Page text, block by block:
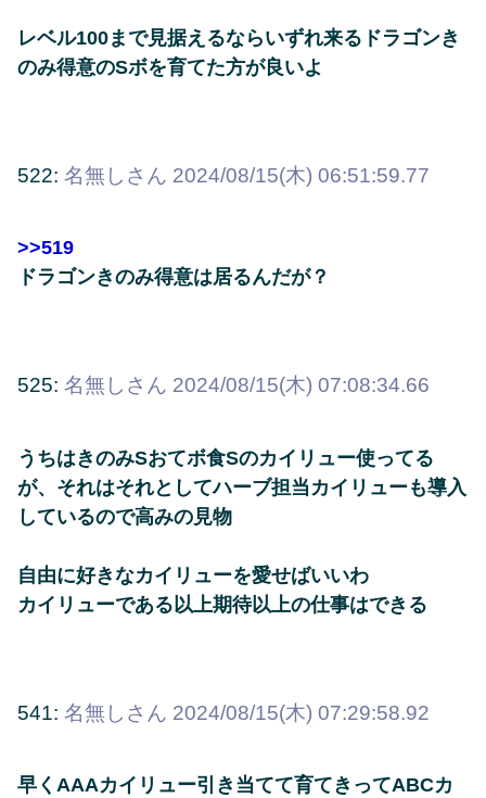
レベル100まで見据えるならいずれ来るドラゴンき
のみ得意のSボを育てた方が良いよ
522: 名無しさん 2024/08/15(木) 06:51:59.77
>>519
ドラゴンきのみ得意は居るんだが？
525: 名無しさん 2024/08/15(木) 07:08:34.66
うちはきのみSおてボ食Sのカイリュー使ってる
が、それはそれとしてハーブ担当カイリューも導入
しているので高みの見物
自由に好きなカイリューを愛せばいいわ
カイリューである以上期待以上の仕事はできる
541: 名無しさん 2024/08/15(木) 07:29:58.92
早くAAAカイリュー引き当てて育てきってABCカ